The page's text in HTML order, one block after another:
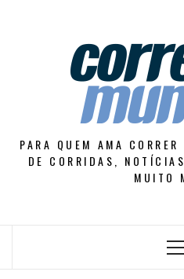
PARA QUEM AMA
DE CORRIDAS,
MUITO